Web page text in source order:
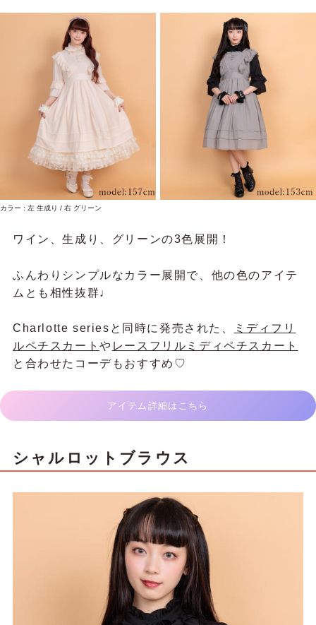
カラー : 左 生成り / 右 グリーン
ワイン、生成り、グリーンの3色展開！
ふんわりシンプルなカラー展開で、他の色のアイテ
ムとも相性抜群♩
Charlotte seriesと同時に発売された、
ミディフリ
ルペチスカートや レースフリルミディペチスカート
と合わせたコーデもおすすめ♡
アイテム詳細はこちら
シャルロットブラウス